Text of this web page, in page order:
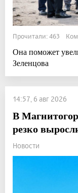
Прочитали: 463
Она поможет
Зеленцова
14:57, 6 авг 2026
В
резко
Новости